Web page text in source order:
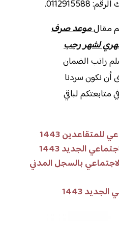
مقالموعد صرف
لشهر رجب
راتب الضمان
أن نكون سردنا
لباقي
1443
الجديد 1443
بالسجل المدني
1443